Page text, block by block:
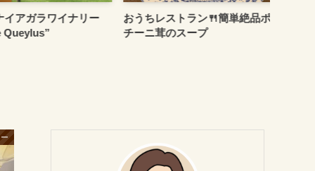
ラワイナリー
おうちレストラン🍴簡単絶品ポル
チーニ茸のスープ